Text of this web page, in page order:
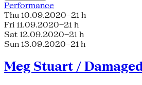
Performance
Thu 10.09.2020–21 h
Fri 11.09.2020–21 h
Sat 12.09.2020–21 h
Sun 13.09.2020–21 h
Meg Stuart /